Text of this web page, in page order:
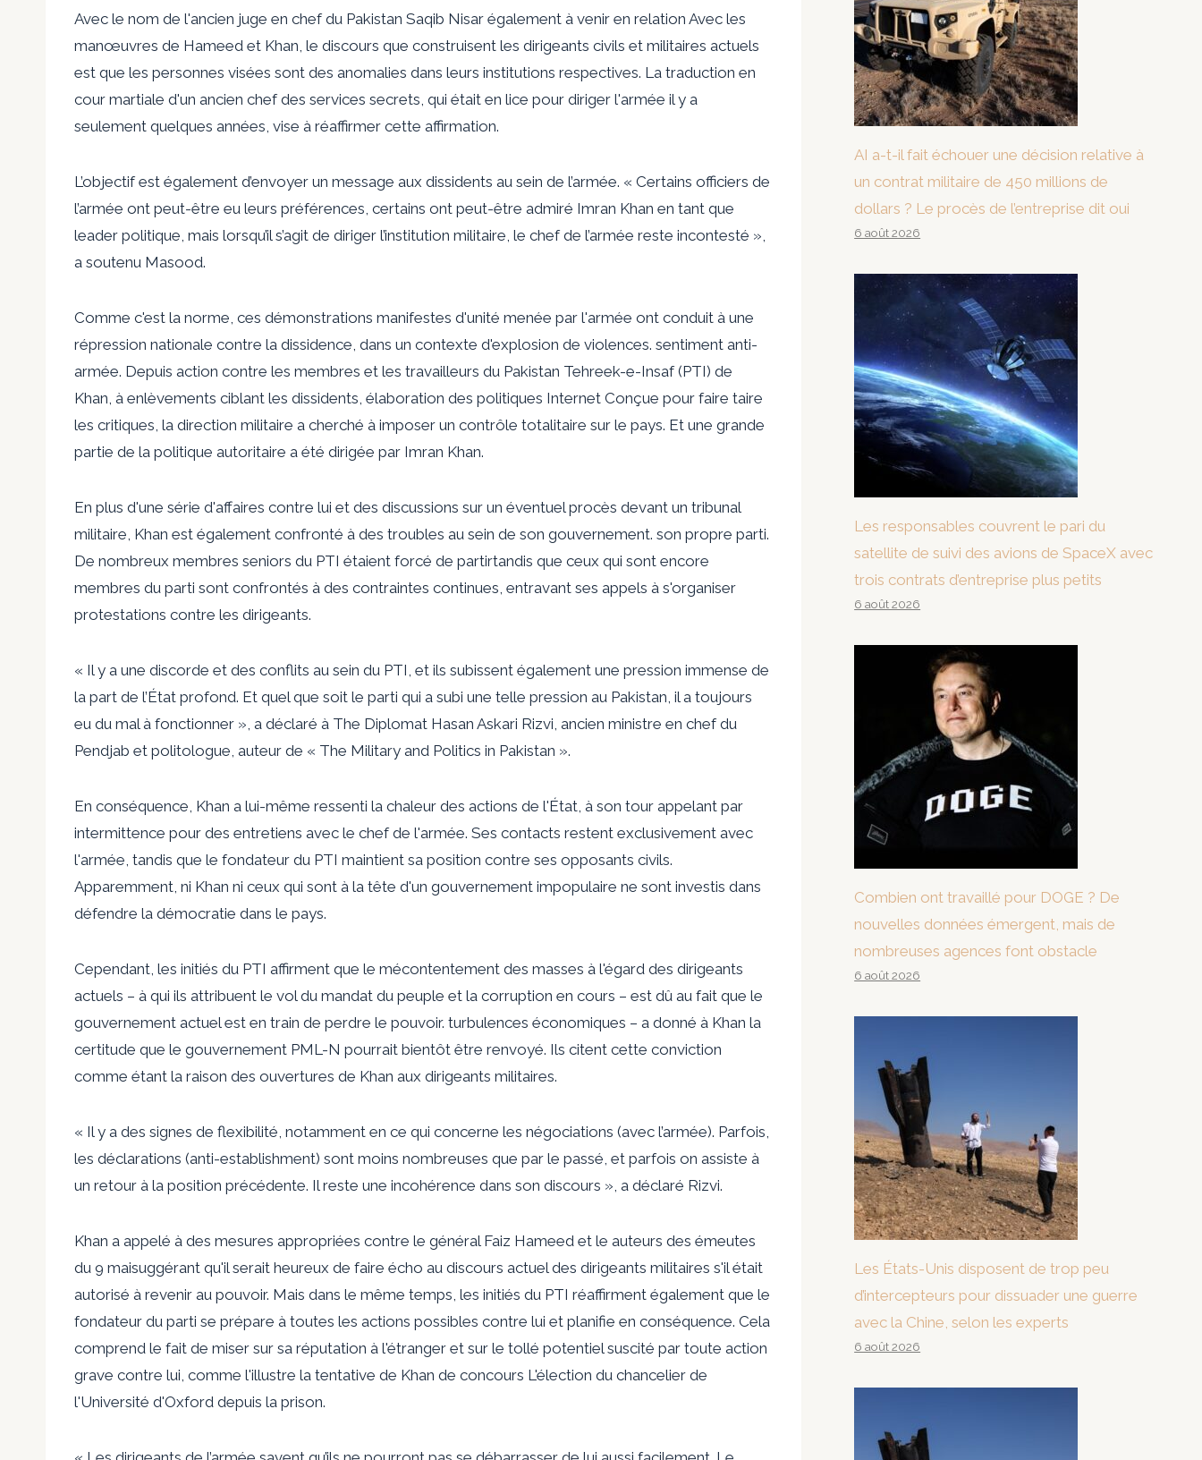
Avec le nom de l'ancien juge en chef du Pakistan Saqib Nisar également à venir en relation Avec les
manœuvres de Hameed et Khan, le discours que construisent les dirigeants civils et militaires actuels
est que les personnes visées sont des anomalies dans leurs institutions respectives. La traduction en
cour martiale d'un ancien chef des services secrets, qui était en lice pour diriger l'armée il y a
seulement quelques années, vise à réaffirmer cette affirmation.
L’objectif est également d’envoyer un message aux dissidents au sein de l’armée. « Certains officiers de
l’armée ont peut-être eu leurs préférences, certains ont peut-être admiré Imran Khan en tant que
leader politique, mais lorsqu’il s’agit de diriger l’institution militaire, le chef de l’armée reste incontesté »,
a soutenu Masood.
Comme c'est la norme, ces démonstrations manifestes d'unité menée par l'armée ont conduit à une
répression nationale contre la dissidence, dans un contexte d'explosion de violences. sentiment anti-
armée. Depuis action contre les membres et les travailleurs du Pakistan Tehreek-e-Insaf (PTI) de
Khan, à enlèvements ciblant les dissidents, élaboration des politiques Internet Conçue pour faire taire
les critiques, la direction militaire a cherché à imposer un contrôle totalitaire sur le pays. Et une grande
partie de la politique autoritaire a été dirigée par Imran Khan.
En plus d'une série d'affaires contre lui et des discussions sur un éventuel procès devant un tribunal
militaire, Khan est également confronté à des troubles au sein de son gouvernement. son propre parti.
De nombreux membres seniors du PTI étaient forcé de partirtandis que ceux qui sont encore
membres du parti sont confrontés à des contraintes continues, entravant ses appels à s'organiser
protestations contre les dirigeants.
« Il y a une discorde et des conflits au sein du PTI, et ils subissent également une pression immense de
la part de l’État profond. Et quel que soit le parti qui a subi une telle pression au Pakistan, il a toujours
eu du mal à fonctionner », a déclaré à The Diplomat Hasan Askari Rizvi, ancien ministre en chef du
Pendjab et politologue, auteur de « The Military and Politics in Pakistan ».
En conséquence, Khan a lui-même ressenti la chaleur des actions de l'État, à son tour appelant par
intermittence pour des entretiens avec le chef de l'armée. Ses contacts restent exclusivement avec
l'armée, tandis que le fondateur du PTI maintient sa position contre ses opposants civils.
Apparemment, ni Khan ni ceux qui sont à la tête d'un gouvernement impopulaire ne sont investis dans
défendre la démocratie dans le pays.
Cependant, les initiés du PTI affirment que le mécontentement des masses à l'égard des dirigeants
actuels – à qui ils attribuent le vol du mandat du peuple et la corruption en cours – est dû au fait que le
gouvernement actuel est en train de perdre le pouvoir. turbulences économiques – a donné à Khan la
certitude que le gouvernement PML-N pourrait bientôt être renvoyé. Ils citent cette conviction
comme étant la raison des ouvertures de Khan aux dirigeants militaires.
« Il y a des signes de flexibilité, notamment en ce qui concerne les négociations (avec l’armée). Parfois,
les déclarations (anti-establishment) sont moins nombreuses que par le passé, et parfois on assiste à
un retour à la position précédente. Il reste une incohérence dans son discours », a déclaré Rizvi.
Khan a appelé à des mesures appropriées contre le général Faiz Hameed et le auteurs des émeutes
du 9 maisuggérant qu'il serait heureux de faire écho au discours actuel des dirigeants militaires s'il était
autorisé à revenir au pouvoir. Mais dans le même temps, les initiés du PTI réaffirment également que le
fondateur du parti se prépare à toutes les actions possibles contre lui et planifie en conséquence. Cela
comprend le fait de miser sur sa réputation à l'étranger et sur le tollé potentiel suscité par toute action
grave contre lui, comme l'illustre la tentative de Khan de concours L'élection du chancelier de
l'Université d'Oxford depuis la prison.
AI a-t-il fait échouer une décision relative à
un contrat militaire de 450 millions de
dollars ? Le procès de l’entreprise dit oui
6 août 2026
Les responsables couvrent le pari du
satellite de suivi des avions de SpaceX avec
trois contrats d’entreprise plus petits
6 août 2026
Combien ont travaillé pour DOGE ? De
nouvelles données émergent, mais de
nombreuses agences font obstacle
6 août 2026
Les États-Unis disposent de trop peu
d’intercepteurs pour dissuader une guerre
avec la Chine, selon les experts
6 août 2026